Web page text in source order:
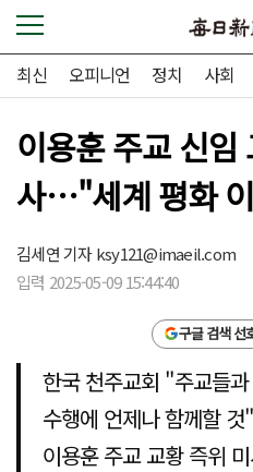
최신 오피니언 정치 사회
이용훈 주교 신임
사…"세계 평화
김세연 기자ksy121@imaeil.com
입력 2025-05-09 15:44:40
구글 검색 선
한국 천주교회 "주교들
수행에 언제나 함께할 것"
이용훈 주교 교황 즉위